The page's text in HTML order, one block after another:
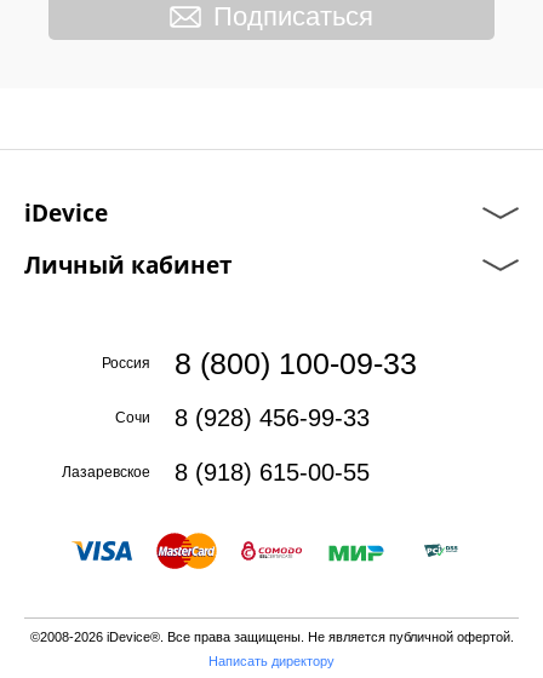
Подписаться
iDevice
Личный кабинет
Россия 8 (800) 100-09-33
Сочи 8 (928) 456-99-33
Лазаревское 8 (918) 615-00-55
©2008-2026 iDevice®. Все права защищены. Не является публичной офертой.
Написать директору